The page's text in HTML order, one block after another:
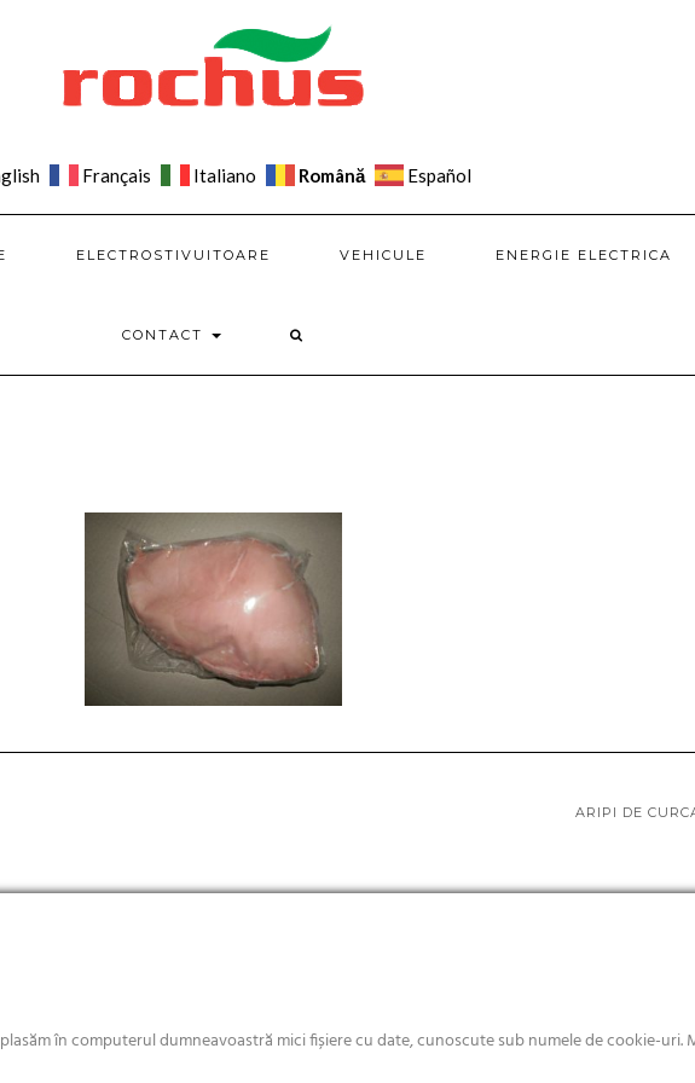
Français Italiano Română Español
ELECTROSTIVUITOARE VEHICULE ENERGIE ELECTRICA
CONTACT
ARIPI DE
în computerul dumneavoastră mici fișiere cu date, cunoscute sub numele de cookie-